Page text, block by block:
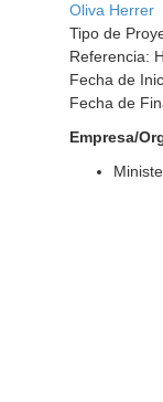
Oliva Herrer
Tipo de
Referencia:
Fecha de
Fecha de
Empresa/